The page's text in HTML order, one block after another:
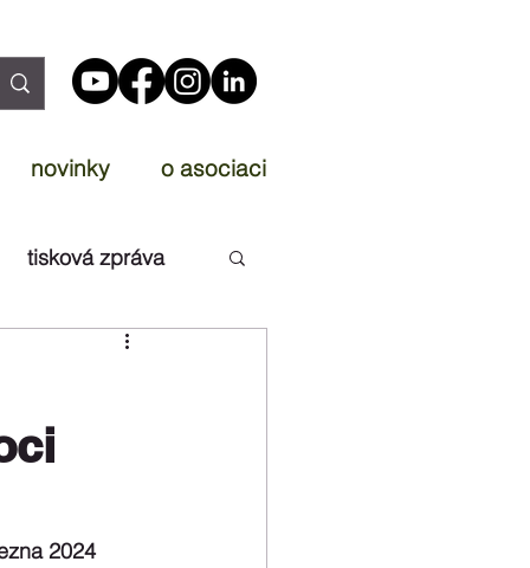
novinky o asociaci
tisková zpráva
2024